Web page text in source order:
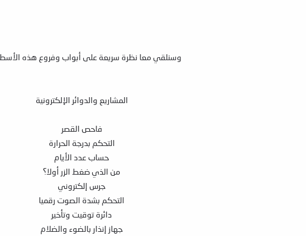
وسنلقي معا نظرة سريعة على أبواب وفروع هذه
المشاريع والدوائر الإلكترونية
فاحص القصر
التحكم بدرجة الحرارة
حساب عدد الأيام
من الذي ضغط الزر أولا؟
جرس إلكتروني
التحكم بشدة الصوت رقميا
دائرة توقيت وتأخير
جهاز إنذار بالضوء والضلام